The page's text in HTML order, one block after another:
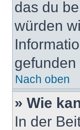
das du
würden
Nach oben
» Wie
In der